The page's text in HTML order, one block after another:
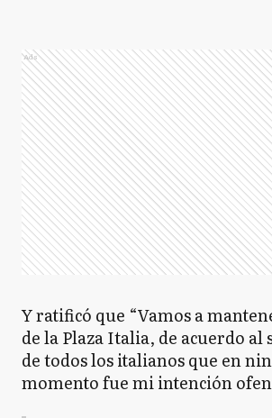
Ads
Y ratificó que “Vamos a
de la Plaza Italia, de acuerdo
de todos los italianos que en
momento fue mi intención